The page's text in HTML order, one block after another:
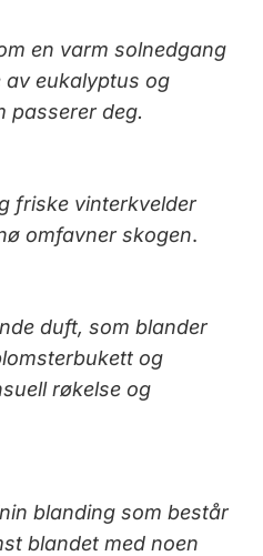
en varm solnedgang
eukalyptus og
passerer deg.
friske vinterkvelder
omfavner skogen.
duft, som blander
og
røkelse og
blanding som består
blandet med noen